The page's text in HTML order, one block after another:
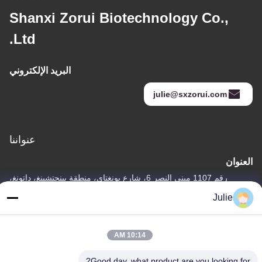
Shanxi Zorui Biotechnology Co.,
Ltd.
البريد الإلكتروني
julie@sxzorui.com
عنواننا
العنوان
رقم 1107 مبنى النصر 6، شارع يونغتاى، منطقة بينجتشينغ، داتونغ،
الهاتف
Julie
10:14 AM